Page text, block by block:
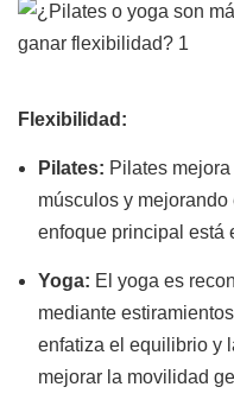
Flexibilidad:
Pilates: Pilates
músculos y
enfoque principal está
Yoga: El yoga es
mediante
enfatiza el equilibrio y
mejorar la movilidad